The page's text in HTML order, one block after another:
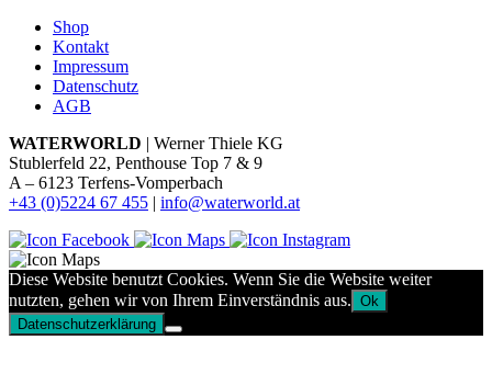
Shop
Kontakt
Impressum
Datenschutz
AGB
WATERWORLD | Werner Thiele KG
Stublerfeld 22, Penthouse Top 7 & 9
A – 6123 Terfens-Vomperbach
+43 (0)5224 67 455 | info@waterworld.at
Diese Website benutzt Cookies. Wenn Sie die Website weiter
nutzten, gehen wir von Ihrem Einverständnis aus. Ok
Datenschutzerklärung